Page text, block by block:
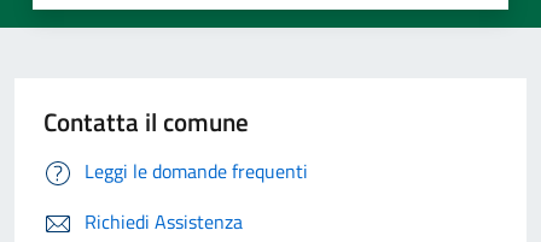
Contatta il comune
Leggi le domande frequenti
Richiedi Assistenza